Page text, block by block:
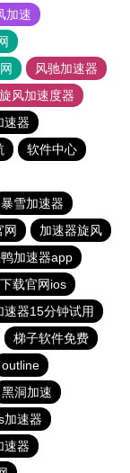
加速
风驰加速器
旋风加速度器
速器
软件中心
暴雪加速器
网
加速器旋风
加速器app
载官网ios
速器15分钟试用
梯子软件免费
outline
黑洞加速
加速器
速器